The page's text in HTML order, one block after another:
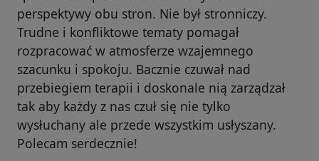
perspektywy obu stron. Nie był stronniczy.
Trudne i konfliktowe tematy pomagał
rozpracować w atmosferze wzajemnego
szacunku i spokoju. Bacznie czuwał nad
przebiegiem terapii i doskonale nią zarządzał
tak aby każdy z nas czuł się nie tylko
wysłuchany ale przede wszystkim usłyszany.
Polecam serdecznie!